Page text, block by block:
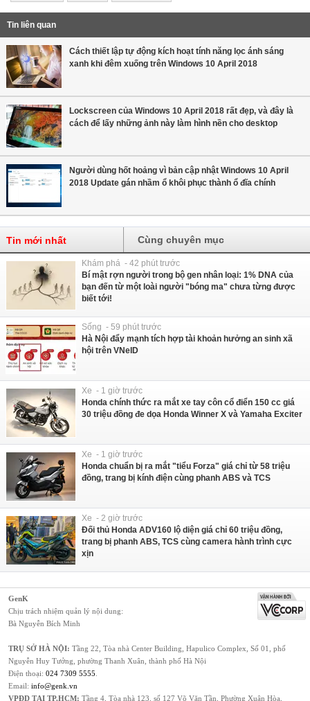
Tin liên quan
Cách thiết lập tự động kích hoạt tính năng lọc ánh sáng
xanh khi đêm xuống trên Windows 10 April 2018
Lockscreen của Windows 10 April 2018 rất đẹp, và đây là
cách để lấy những ảnh này làm hình nền cho desktop
Người dùng hốt hoảng vì bản cập nhật Windows 10 April
2018 Update gán nhầm ổ khôi phục thành ổ đĩa chính
Tin mới nhất Cùng chuyên mục
Khám phá - 42 phút trước
Bí mật rợn người trong bộ gen nhân loại: 1% DNA của
bạn đến từ một loài người "bóng ma" chưa từng được
biết tới!
Sống - 59 phút trước
Hà Nội đẩy mạnh tích hợp tài khoản hưởng an sinh xã
hội trên VNeID
Xe - 1 giờ trước
Honda chính thức ra mắt xe tay côn cổ điển 150 cc giá
30 triệu đồng đe dọa Honda Winner X và Yamaha Exciter
Xe - 1 giờ trước
Honda chuẩn bị ra mắt "tiểu Forza" giá chỉ từ 58 triệu
đồng, trang bị kính điện cùng phanh ABS và TCS
Xe - 2 giờ trước
Đối thủ Honda ADV160 lộ diện giá chỉ 60 triệu đồng,
trang bị phanh ABS, TCS cùng camera hành trình cực
xịn
GenK
Chịu trách nhiệm quản lý nội dung:
Bà Nguyễn Bích Minh
TRỤ SỞ HÀ NỘI: Tầng 22, Tòa nhà Center Building, Hapulico Complex, Số 01, phố
Nguyễn Huy Tưởng, phường Thanh Xuân, thành phố Hà Nội
Điện thoại: 024 7309 5555
Email: info@genk.vn
VPĐD TẠI TP.HCM: Tầng 4, Tòa nhà 123, số 127 Võ Văn Tần, Phường Xuân Hòa,